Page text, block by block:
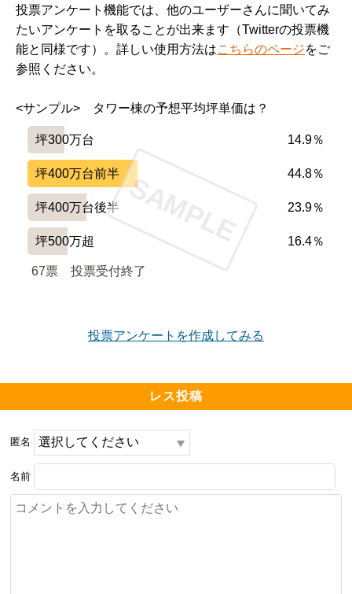
投票アンケート機能では、他のユーザーさんに聞いてみ
たいアンケートを取ることが出来ます（Twitterの投票機
能と同様です）。詳しい使用方法はこちらのページをご
参照ください。
<サンプル>　タワー棟の予想平均坪単価は？
坪300万台 14.9％
坪400万台前半 44.8％
坪400万台後半 23.9％
坪500万超 16.4％
67票 投票受付終了
SAMPLE
投票アンケートを作成してみる
レス投稿
匿名
名前